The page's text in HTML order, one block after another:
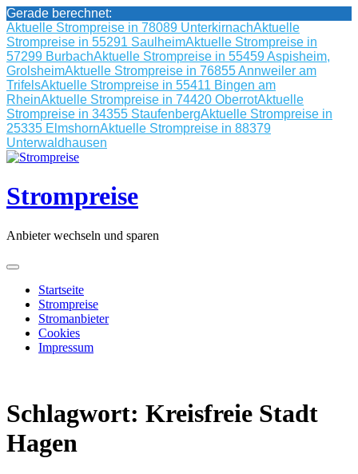
Gerade berechnet:
Aktuelle Strompreise in 78089 UnterkirnachAktuelle
Strompreise in 55291 SaulheimAktuelle Strompreise in
57299 BurbachAktuelle Strompreise in 55459 Aspisheim,
GrolsheimAktuelle Strompreise in 76855 Annweiler am
TrifelsAktuelle Strompreise in 55411 Bingen am
RheinAktuelle Strompreise in 74420 OberrotAktuelle
Strompreise in 34355 StaufenbergAktuelle Strompreise in
25335 ElmshornAktuelle Strompreise in 88379
Unterwaldhausen
Skip
content
Strompreise
Anbieter wechseln und sparen
Startseite
Strompreise
Stromanbieter
Cookies
Impressum
Schlagwort: Kreisfreie Stadt
Hagen